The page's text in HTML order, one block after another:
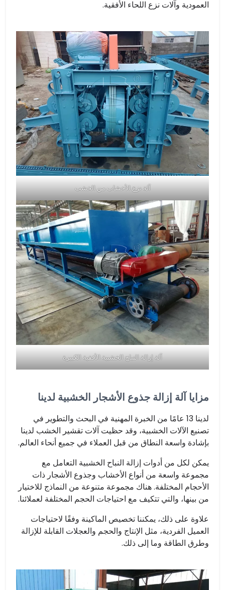
العمودية وآلات نزع اللحاء الأفقية.
آلة نزع الأخشاب من الخشب
آلة إزالة النباح الخشبية الأفقية الكبيرة
مزايا آلة إزالة جذوع الأشجار الخشبية لدينا
لدينا 13 عامًا من الخبرة المهنية في البحث والتطوير في
تصنيع الآلات الخشبية، وقد حظيت آلات تقشير الخشب لدينا
بإشادة واسعة النطاق من قبل العملاء في جميع أنحاء العالم.
يمكن لكل من أدوات إزالة النباح الخشبية التعامل مع
مجموعة واسعة من أنواع الأخشاب وجذوع الأشجار ذات
الأحجام المختلفة. هناك مجموعة متنوعة من النماذج للاختيار
من بينها، والتي تتكيف مع احتياجات الحجم المختلفة لعملائنا.
علاوة على ذلك، يمكننا تخصيص الماكينة وفقًا لاحتياجات
العميل الفردية، مثل الإنتاج والحجم والعجلات القابلة للإزالة
وطرق الطاقة وما إلى ذلك.